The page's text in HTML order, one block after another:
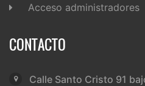
Acceso administradores
CONTACTO
Calle Santo Cristo 91